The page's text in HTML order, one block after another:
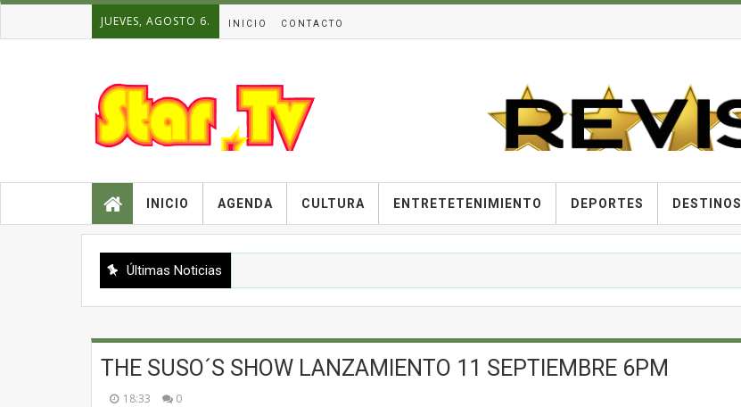
JUEVES, AGOSTO 6. INICIO CONTACTO
INICIO AGENDA CULTURA ENTRETETENIMIENTO DEPORTES DESTINOS
Últimas Noticias
THE SUSO´S SHOW LANZAMIENTO 11 SEPTIEMBRE 6PM
18:33 0